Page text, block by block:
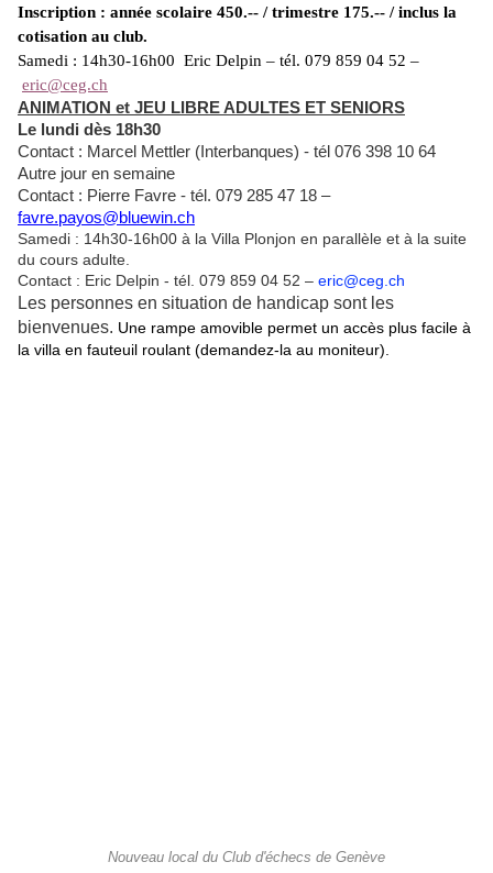
Inscription : année scolaire 450.-- / trimestre 175.-- / inclus la
cotisation au club.
Samedi : 14h30-16h00 Eric Delpin – tél. 079 859 04 52 –
eric@ceg.ch
ANIMATION et JEU LIBRE ADULTES ET SENIORS
Le lundi dès 18h30
Contact : Marcel Mettler (Interbanques) - tél ‭076 398 10 64‬
Autre jour en semaine
Contact : Pierre Favre - tél. 079 285 47 18 –
favre.payos@bluewin.ch
Samedi : 14h30-16h00 à la Villa Plonjon en parallèle et à la suite
du cours adulte.
Contact : Eric Delpin - tél. 079 859 04 52 – eric@ceg.ch
Les personnes en situation de handicap sont les
bienvenues. Une rampe amovible permet un accès plus facile à
la villa en fauteuil roulant (demandez-la au moniteur).
Nouveau local du Club d'échecs de Genève